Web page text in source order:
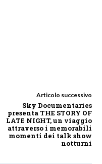
Articolo successivo
Sky Documentaries
presenta THE STORY OF
LATE NIGHT, un viaggio
attraverso i memorabili
momenti dei talk show
notturni